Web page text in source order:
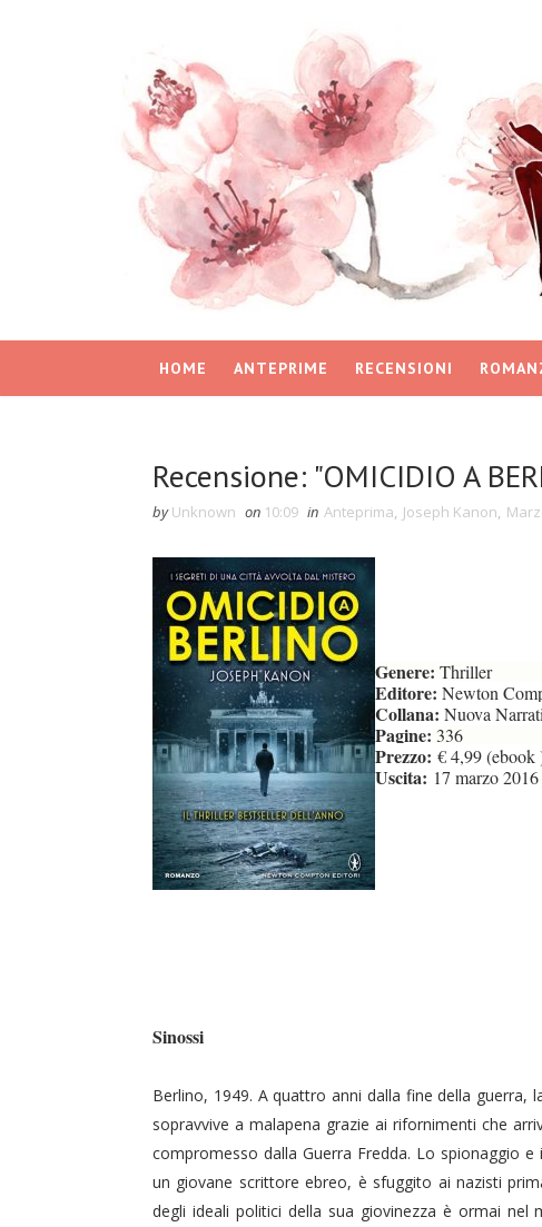
HOME ANTEPRIME RECENSIONI
Recensione: "OMICIDIO A
by Unknown on 10:09 in Anteprima, Joseph Kanon,
Genere: Thriller
Editore: Newton
Collana: Nuova
Pagine: 336
Prezzo: € 4,99
Uscita: 17 marzo 2016
Sinossi
Berlino, 1949. A quattro anni dalla fine della guerra,
sopravvive a malapena grazie ai rifornimenti che
compromesso dalla Guerra Fredda. Lo spionaggio
un giovane scrittore ebreo, è sfuggito ai nazisti
degli ideali politici della sua giovinezza è ormai